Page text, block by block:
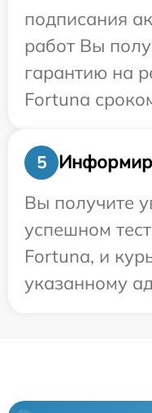
подписания
работ Вы
гарантию на
Fortuna
5
Вы получите
успешном
Fortuna, и
указанному